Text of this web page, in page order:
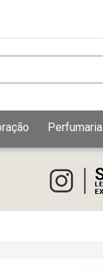
Perfumaria